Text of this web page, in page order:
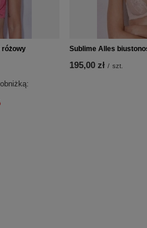
różowy Sublime Alles
195,00 zł / szt.